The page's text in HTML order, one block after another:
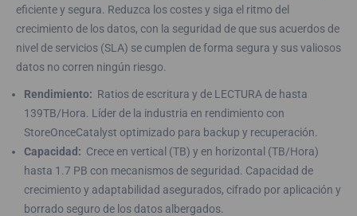
eficiente y segura. Reduzca los costes y siga el ritmo del
crecimiento de los datos, con la seguridad de que sus acuerdos de
nivel de servicios (SLA) se cumplen de forma segura y sus valiosos
datos no corren ningún riesgo.
Rendimiento: Ratios de escritura y de LECTURA de hasta
139TB/Hora. Líder de la industria en rendimiento con
StoreOnceCatalyst optimizado para backup y recuperación.
Capacidad: Crece en vertical (TB) y en horizontal (TB/Hora)
hasta 1.7 PB con mecanismos de seguridad. Capacidad de
crecimiento y adaptabilidad asegurados, cifrado por aplicación y
borrado seguro de los datos albergados.